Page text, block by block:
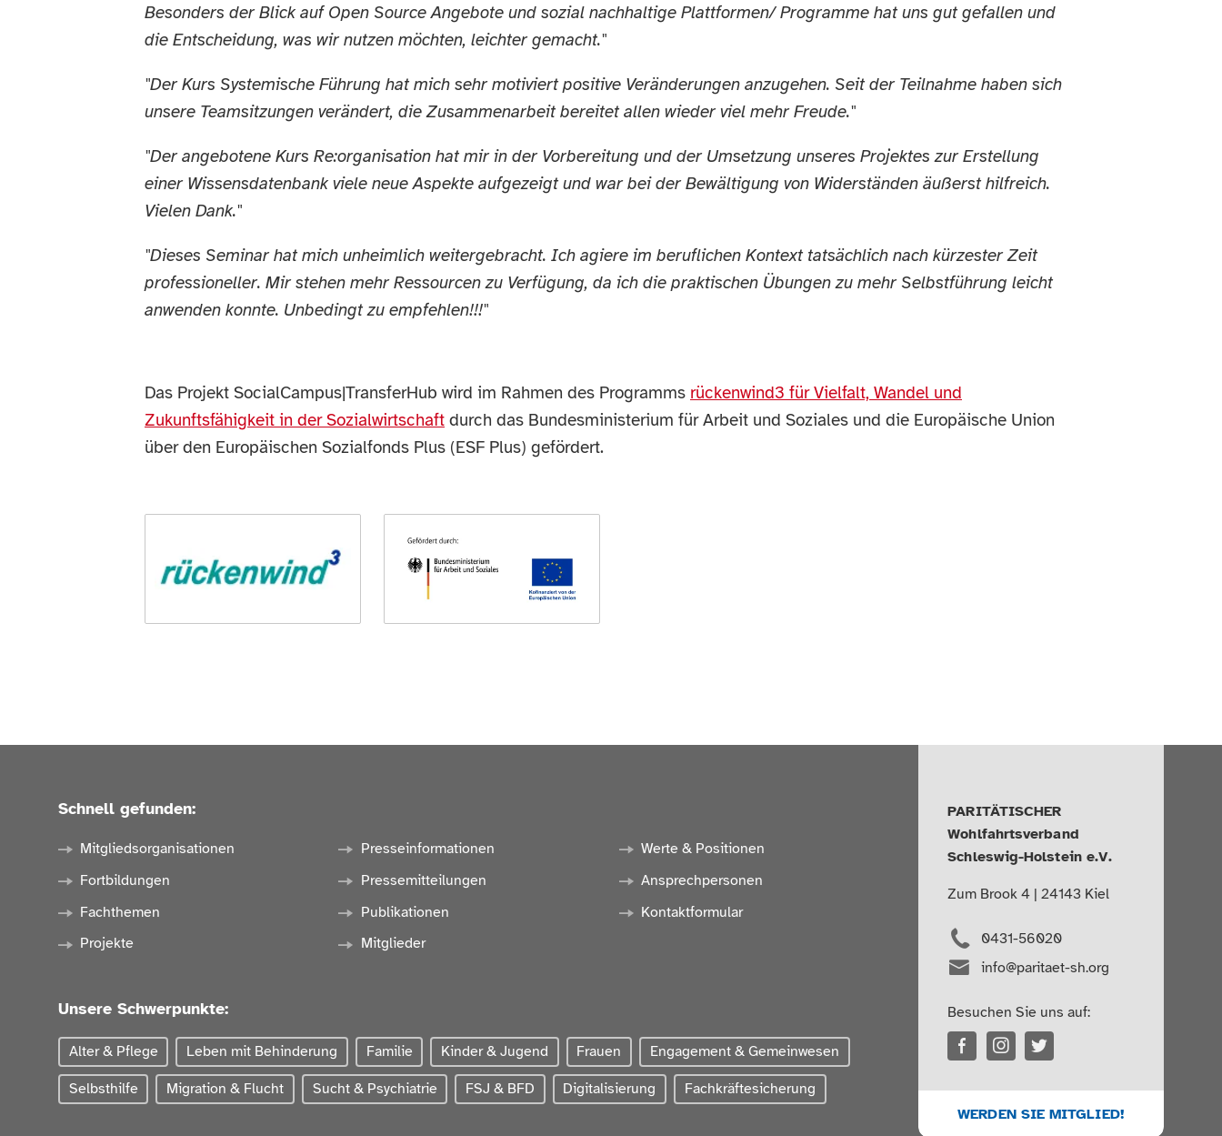
Besonders der Blick auf Open Source Angebote und sozial nachhaltige Plattformen/ Programme hat uns gut gefallen und
die Entscheidung, was wir nutzen möchten, leichter gemacht."
"Der Kurs Systemische Führung hat mich sehr motiviert positive Veränderungen anzugehen. Seit der Teilnahme haben sich
unsere Teamsitzungen verändert, die Zusammenarbeit bereitet allen wieder viel mehr Freude."
"Der angebotene Kurs Re:organisation hat mir in der Vorbereitung und der Umsetzung unseres Projektes zur Erstellung
einer Wissensdatenbank viele neue Aspekte aufgezeigt und war bei der Bewältigung von Widerständen äußerst hilfreich.
Vielen Dank."
"Dieses Seminar hat mich unheimlich weitergebracht. Ich agiere im beruflichen Kontext tatsächlich nach kürzester Zeit
professioneller. Mir stehen mehr Ressourcen zu Verfügung, da ich die praktischen Übungen zu mehr Selbstführung leicht
anwenden konnte. Unbedingt zu empfehlen!!!"
Das Projekt SocialCampus|TransferHub wird im Rahmen des Programms rückenwind3 für Vielfalt, Wandel und
Zukunftsfähigkeit in der Sozialwirtschaft durch das Bundesministerium für Arbeit und Soziales und die Europäische Union
über den Europäischen Sozialfonds Plus (ESF Plus) gefördert.
Schnell gefunden:
Mitgliedsorganisationen
Fortbildungen
Fachthemen
Projekte
Presseinformationen
Pressemitteilungen
Publikationen
Mitglieder
Werte & Positionen
Ansprechpersonen
Kontaktformular
Unsere Schwerpunkte:
Alter & Pflege Leben mit Behinderung Familie Kinder & Jugend Frauen Engagement & Gemeinwesen
Selbsthilfe Migration & Flucht Sucht & Psychiatrie FSJ & BFD Digitalisierung Fachkräftesicherung
PARITÄTISCHER
Wohlfahrtsverband
Schleswig-Holstein e.V.
Zum Brook 4 | 24143 Kiel
0431-56020
info@paritaet-sh.org
Besuchen Sie uns auf:
WERDEN SIE MITGLIED!